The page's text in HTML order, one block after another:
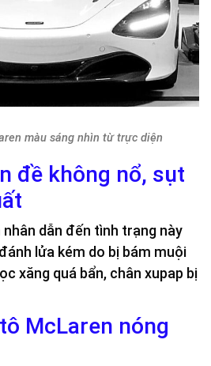
màu sáng nhìn từ trực diện
đề không nổ, sụt
nhân dẫn đến tình trạng này
lửa kém do bị bám muội
xăng quá bẩn, chân xupap bị
McLaren nóng